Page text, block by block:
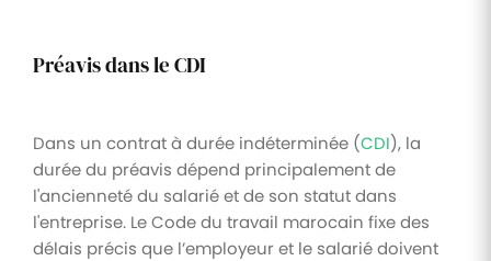
Préavis dans le CDI
Dans un contrat à durée indéterminée (CDI), la
durée du préavis dépend principalement de
l'ancienneté du salarié et de son statut dans
l'entreprise. Le Code du travail marocain fixe des
délais précis que l’employeur et le salarié doivent